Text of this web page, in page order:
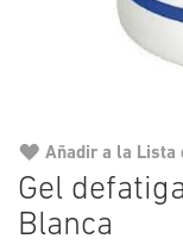
Gel
Blanca
Añadir a la Lista